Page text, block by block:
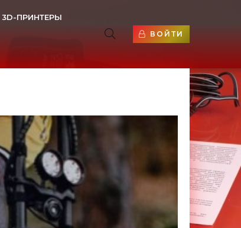
3D-ПРИНТЕРЫ
ВОЙТИ